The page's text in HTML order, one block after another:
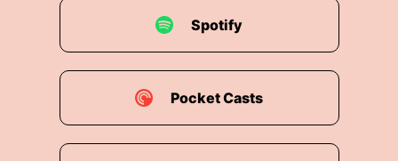
Spotify
Pocket Casts